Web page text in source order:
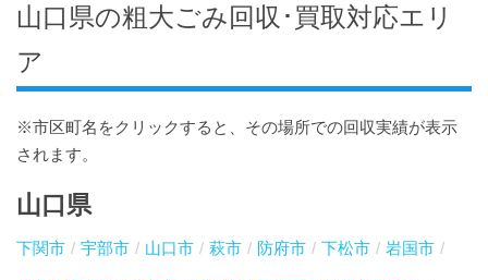
山口県の粗大ごみ回収･買取対応エリ
ア
※市区町名をクリックすると、その場所での回収実績が表示
されます。
山口県
下関市 宇部市 山口市 萩市 防府市 下松市 岩国市